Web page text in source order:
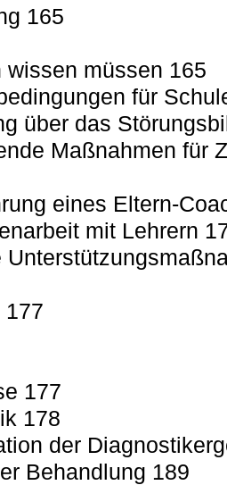
165
wissen müssen 165
für
über das
Maßnahmen für
eines Eltern-
mit Lehrern
177
177
178
der
Behandlung 189